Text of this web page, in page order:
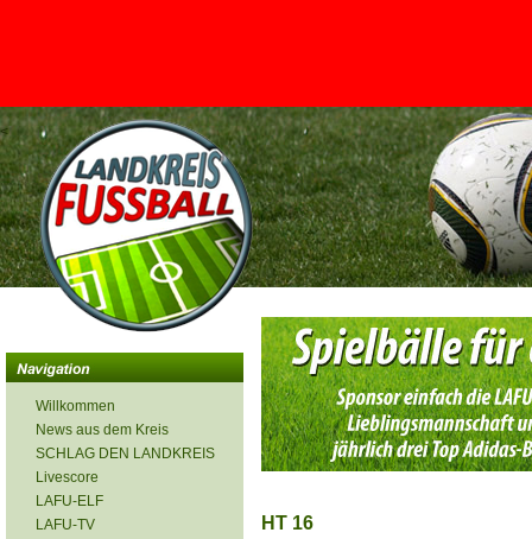
<
Willkommen
News aus dem Kreis
SCHLAG DEN LANDKREIS
Livescore
LAFU-ELF
LAFU-TV
HT 16